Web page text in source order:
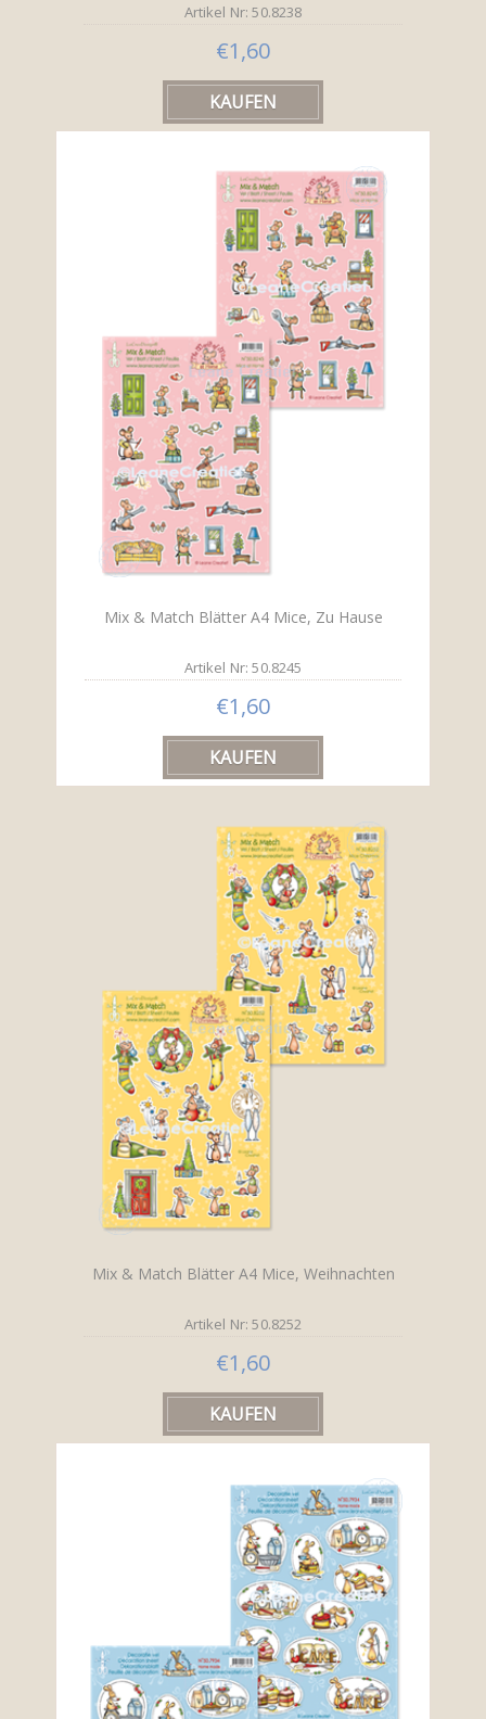
Artikel Nr: 50.8238
€1,60
Mix & Match Blätter A4 Mice, Zu Hause
Artikel Nr: 50.8245
€1,60
Mix & Match Blätter A4 Mice, Weihnachten
Artikel Nr: 50.8252
€1,60